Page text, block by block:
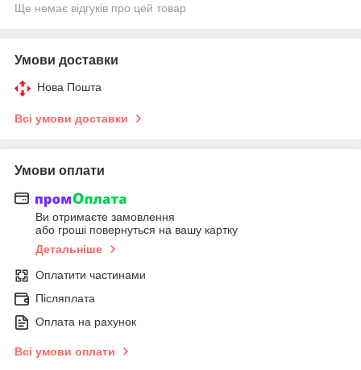
Ще немає відгуків про цей товар
Умови доставки
Нова Пошта
Всі умови доставки
Умови оплати
Ви отримаєте замовлення
або гроші повернуться на вашу картку
Детальніше
Оплатити частинами
Післяплата
Оплата на рахунок
Всі умови оплати